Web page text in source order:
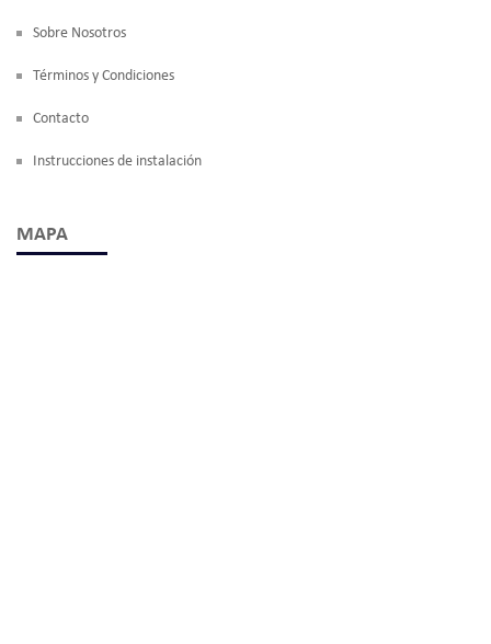
Sobre Nosotros
Términos y Condiciones
Contacto
Instrucciones de instalación
MAPA